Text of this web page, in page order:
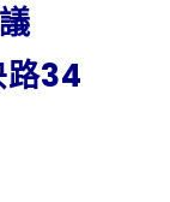
路34